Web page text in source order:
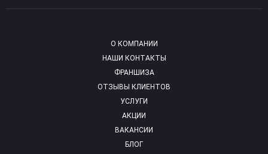
О КОМПАНИИ
НАШИ КОНТАКТЫ
ФРАНШИЗА
ОТЗЫВЫ КЛИЕНТОВ
УСЛУГИ
АКЦИИ
ВАКАНСИИ
БЛОГ